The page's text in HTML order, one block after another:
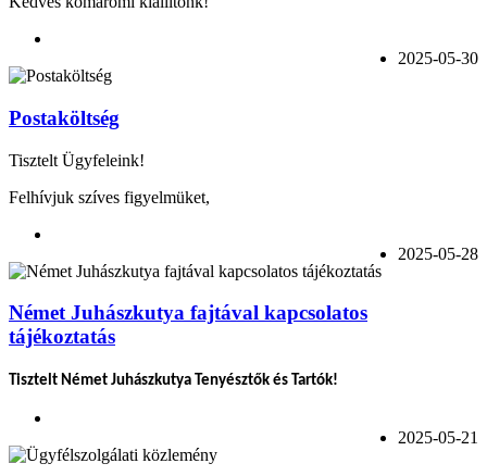
2025-05-30
Postaköltség
Tisztelt Ügyfeleink!
Felhívjuk szíves figyelmüket,
2025-05-28
Német Juhászkutya fajtával kapcsolatos
tájékoztatás
Tisztelt Német Juhászkutya Tenyésztők és Tartók!
2025-05-21